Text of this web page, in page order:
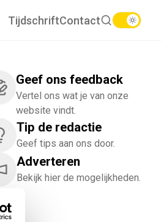
TijdschriftContact
Geef ons feedback
Vertel ons wat je van onze
website vindt.
Tip de redactie
Geef tips aan ons door.
Adverteren
Bekijk hier de mogelijkheden.